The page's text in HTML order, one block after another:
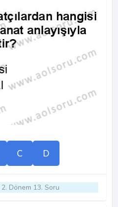
C D
2. Dönem 13. Soru